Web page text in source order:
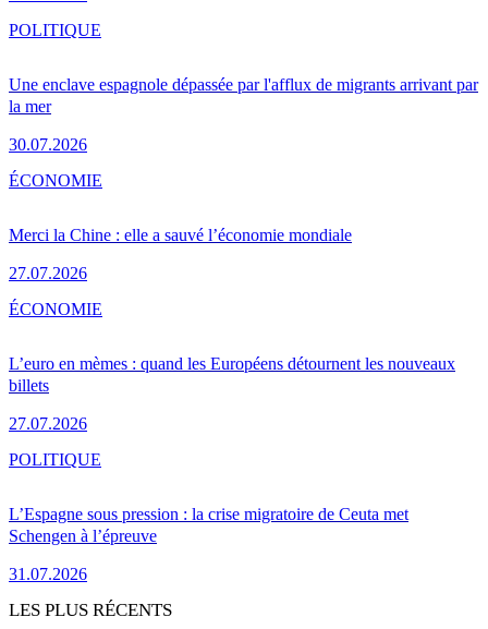
Une enclave espagnole dépassée par l'afflux de migrants arrivant par
la mer
30.07.2026
POLITIQUE
Merci la Chine : elle a sauvé l’économie mondiale
27.07.2026
ÉCONOMIE
L’euro en mèmes : quand les Européens détournent les nouveaux
billets
27.07.2026
ÉCONOMIE
L’Espagne sous pression : la crise migratoire de Ceuta met
Schengen à l’épreuve
31.07.2026
POLITIQUE
LES PLUS RÉCENTS